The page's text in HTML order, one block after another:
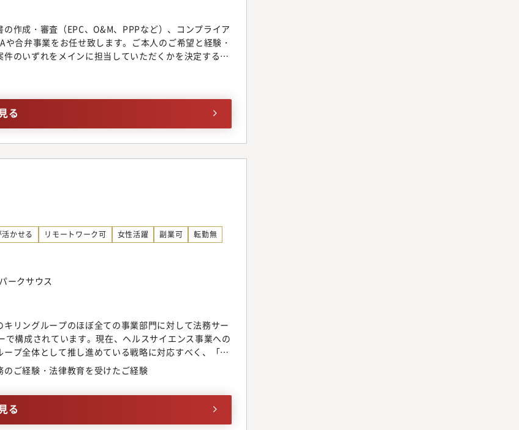
の作成・審査（EPC、O&M、PPPなど）、コンプライア
合弁事業をお任せ致します。ご本人のご希望と経験・
のいずれをメインに担当していただくかを決定する予
希望お知らせください。（希望業務を100％保証する
ごみ処理発電プラント、バイオマス発電プラント、水
梁などの公共工事や社会インフラ事業など、幅広い案
多様な経験を積むことができ、また個別性の高いプロ
社の魅力：同社は、国内での有数の大手プラントエン
も、同社は石油プラント依存しないポートフォリオで
・水道分野（ごみ焼却プラント・上下水道）に強みが
で、キャリア入社ならではのものの見方、価値観、考
分け隔てなく活躍できる社風です。・20時以降の残業
ハリをつけた働き方が可能です。■入社後の研修・教
を通じた面談、社内公募ジョブチャレンジ制度あり＞
修など、年間を通して積極的に開催しています。ま
、社内公募のジョブチャレンジ制度などもあり、面談
、海外留学制度もあり、グローバル人材の育成にも力
勤務手当（残業時間に連動して支給）、帰省手当（※
の場合は支給なし）、独身寮・借上げ社宅制度（40才
が負担※負担上限 寮7.5万円、社宅10万円）、産休・
る
かせる リモートワーク可 女性活躍 副業可
転勤無
ークサウス
リングループのほぼ全ての事業部門に対して法務サー
構成されています。現在、ヘルスサイエンス事業への
プ全体として推し進めている戦略に対応すべく、「事
務部においても様々な変革を進めております。■主な業
において、各事業会社・部門に対して法務業務全般を
ドラフト（英文含む）・社内法務相談（独禁法／下請
景品表示法、著作権法に関する業務・各種訴訟・トラ
のご経験・法律教育を受けたご経験
る